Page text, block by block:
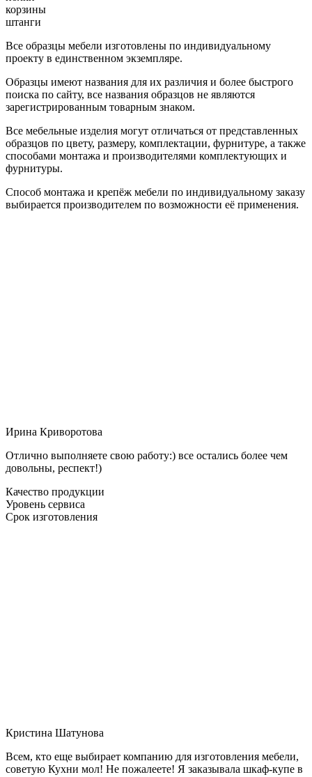
корзины
штанги
Все образцы мебели изготовлены по индивидуальному
проекту в единственном экземпляре.
Образцы имеют названия для их различия и более быстрого
поиска по сайту, все названия образцов не являются
зарегистрированным товарным знаком.
Все мебельные изделия могут отличаться от представленных
образцов по цвету, размеру, комплектации, фурнитуре, а также
способами монтажа и производителями комплектующих и
фурнитуры.
Способ монтажа и крепёж мебели по индивидуальному заказу
выбирается производителем по возможности её применения.
Ирина Криворотова
Отлично выполняете свою работу:) все остались более чем
довольны, респект!)
Качество продукции
Уровень сервиса
Срок изготовления
Кристина Шатунова
Всем, кто еще выбирает компанию для изготовления мебели,
советую Кухни мол! Не пожалеете! Я заказывала шкаф-купе в